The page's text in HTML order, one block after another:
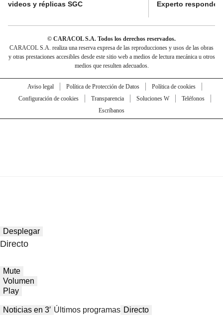
videos y réplicas SGC
Experto responde
© CARACOL S.A. Todos los derechos reservados.
CARACOL S.A. realiza una reserva expresa de las reproducciones y usos de las obras
y otras prestaciones accesibles desde este sitio web a medios de lectura mecánica u otros
medios que resulten adecuados.
Aviso legal Política de Protección de Datos
Política de cookies
Configuración de cookies
Transparencia Soluciones W
Teléfonos
Escríbanos
Desplegar
Directo
Mute
Volumen
Play
Noticias en 3′ Últimos programas Directo